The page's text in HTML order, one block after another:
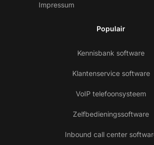
Impressum
Populair
Kennisbank software
Klantenservice software
VoIP telefoonsysteem
Zelfbedieningssoftware
Inbound call center